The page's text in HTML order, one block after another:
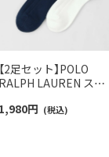
【2足セット】POLO
RALPH LAUREN スタ
ロベア オーガニック
1,980円 (税込)